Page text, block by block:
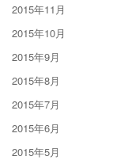
2015年11月
2015年10月
2015年9月
2015年8月
2015年7月
2015年6月
2015年5月